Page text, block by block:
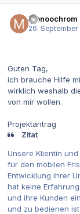
Monoochrom
26. September
Guten Tag,
ich brauche Hilfe
wirklich weshalb
von mir wollen.
Projektantrag
Zitat
Unsere Klientin
für den mobilen
Entwicklung ihrer
hat keine
und ihre Kunden
und zu bedienen ist.